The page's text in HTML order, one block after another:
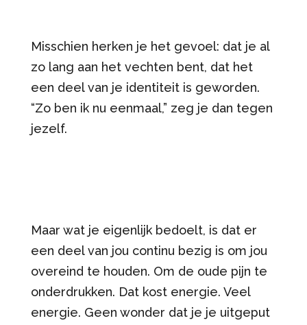
Misschien herken je het gevoel: dat je al
zo lang aan het vechten bent, dat het
een deel van je identiteit is geworden.
“Zo ben ik nu eenmaal,” zeg je dan tegen
jezelf.
Maar wat je eigenlijk bedoelt, is dat er
een deel van jou continu bezig is om jou
overeind te houden. Om de oude pijn te
onderdrukken. Dat kost energie. Veel
energie. Geen wonder dat je je uitgeput